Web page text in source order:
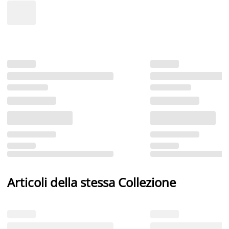
Articoli della stessa Collezione